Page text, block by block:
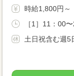
時給1,800円～
［1］11：00
土日祝含む週5